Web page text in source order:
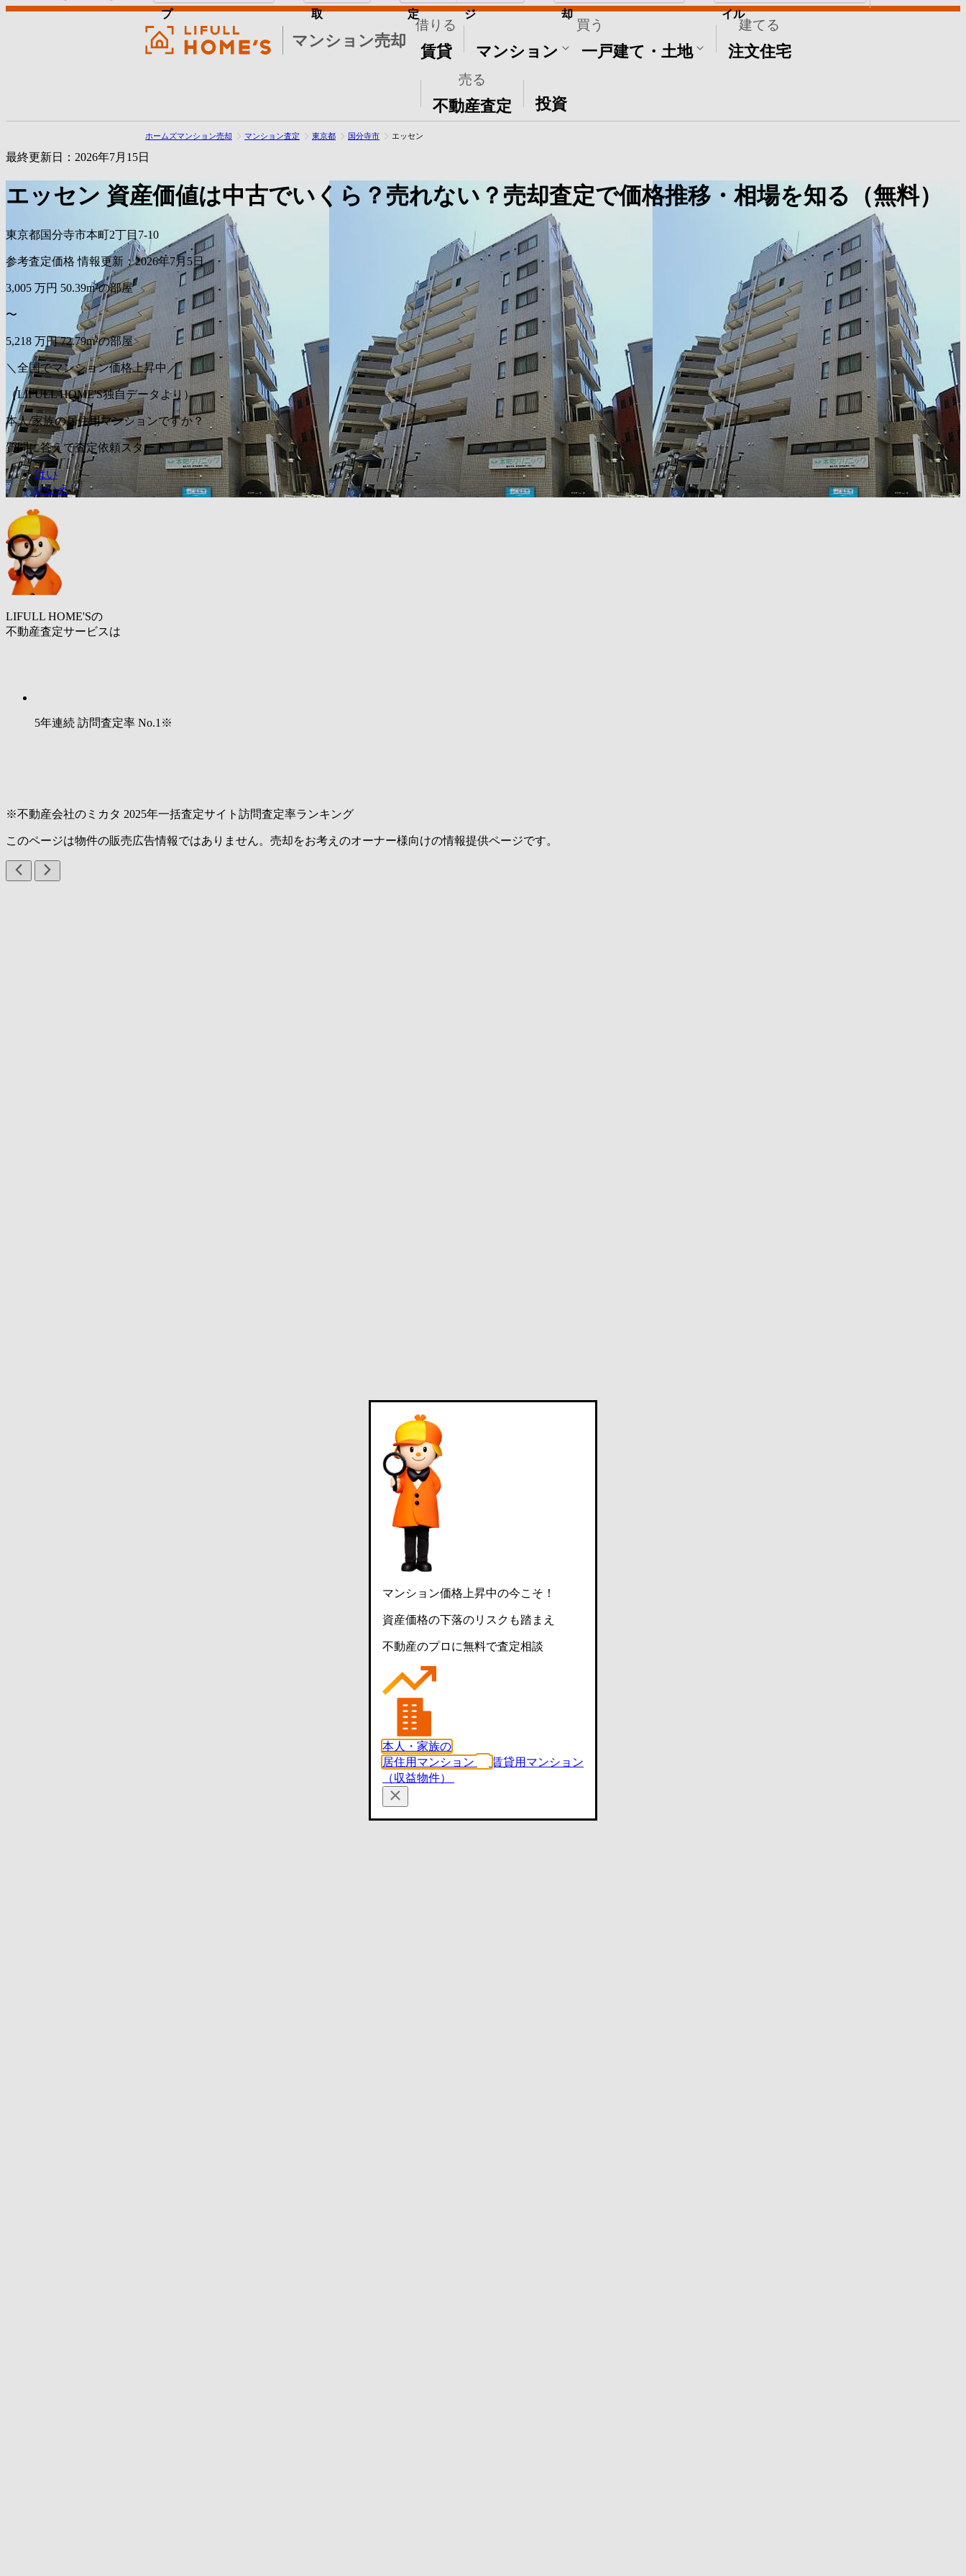
マンション売却
借りる
賃貸
買う
マンション 一戸建て・土地
建てる
注文住宅
売る
不動産査定
その他
投資
プ 取 定 ジ 却 イル
ホームズマンション売却 マンション査定 東京都 国分寺市 エッセン
最終更新日：2026年7月15日
エッセン 資産価値は中古でいくら？売れない？売却査定で価格推移・相場を知る（無料）
東京都国分寺市本町2丁目7-10
参考査定価格 情報更新：2026年7月5日
3,005 万円 50.39m²の部屋
〜
5,218 万円 72.79m²の部屋
＼全国でマンション価格上昇中／
（LIFULL HOME'S独自データより）
本人/家族の居住用マンションですか？
質問に答えて査定依頼スタート
はい
いいえ
LIFULL HOME'Sの
不動産査定サービスは
5年連続 訪問査定率 No.1 ※
※不動産会社のミカタ 2025年一括査定サイト訪問査定率ランキング
このページは物件の販売広告情報ではありません。売却をお考えのオーナー様向けの情報提供ページです。
マンション価格上昇中の今こそ！
資産価格の下落のリスクも踏まえ
不動産のプロに無料で査定相談
本人・家族の
居住用マンション
賃貸用マンション
（収益物件）